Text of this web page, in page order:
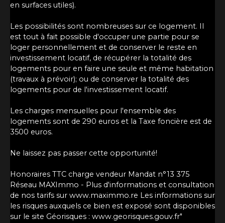
en surfaces utiles).
Les possibilités sont nombreuses sur ce logement. Il
est tout à fait possible d'occuper une partie pour se
loger personnellement et de conserver le reste en
investissement locatif, de récupérer la totalité des
logements pour en faire une seule et même habitation
(travaux à prévoir); ou de conserver la totalité des
logements pour de l'investissement locatif.
Les charges mensuelles pour l'ensemble des
logements sont de 290 euros et la Taxe foncière est de
3500 euros.
Ne laissez pas passer cette opportunité!
Honoraires TTC charge vendeur Mandat n°13 375
Réseau MAXImmo - Plus d'informations et consultation
de nos tarifs sur www.maximmo.re Les informations sur
les risques auxquels ce bien est exposé sont disponibles
sur le site Géorisques : www.georisques.gouv.fr"